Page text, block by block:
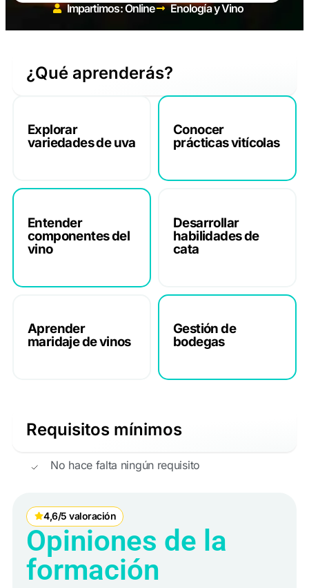
Impartimos: Online Enología y Vino
¿Qué aprenderás?
Explorar
variedades de uva
Conocer
prácticas vitícolas
Entender
componentes del
vino
Desarrollar
habilidades de
cata
Aprender
maridaje de vinos
Gestión de
bodegas
Requisitos mínimos
No hace falta ningún requisito
4,6/5 valoración
Opiniones de la
formación